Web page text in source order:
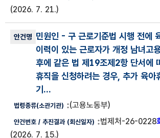
(2026. 7. 21.)
민원인 - 구 근로기준법 시행 전에
이력이 있는 근로자가 개정 남녀고
후에 같은 법 제19조제2항 단서에
휴직을 신청하려는 경우, 추가 육아
기...
(고용노동부)
법제처-26-0228
(2026. 7. 15.)